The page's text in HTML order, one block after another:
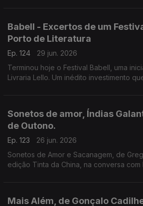
Babell - Excertos de um
Porto de Literatura
Ep. 124
29 jun. 2026
Terminou hoje o Festival Babell, uma
Livraria Lello. Um inédito investimento
Conceição Evaristo, Milton Hatoum e
Sonetos de amor, Índias
de Outono.
Ep. 123
26 jun. 2026
Sonetos de Amor e Sacanagem, de
edição Tinta da China, na conversa com
Mais Além, de Gonçalo